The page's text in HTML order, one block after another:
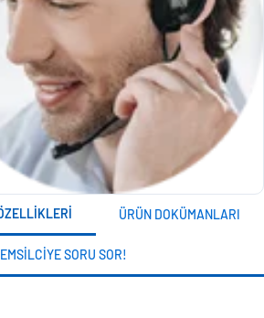
ÜRÜN DOKÜMANLARI
SORU SOR!